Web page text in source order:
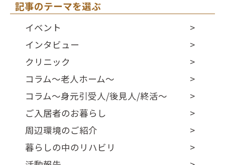
記事のテーマを選ぶ
イベント
インタビュー
クリニック
コラム～老人ホーム～
コラム～身元引受人/後見人/終活～
ご入居者のお暮らし
周辺環境のご紹介
暮らしの中のリハビリ